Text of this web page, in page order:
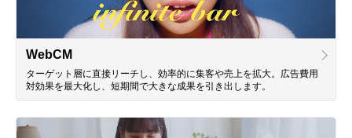
WebCM
ターゲット層に直接リーチし、効率的に集客や売上を拡大。広告費用
対効果を最大化し、短期間で大きな成果を引き出します。